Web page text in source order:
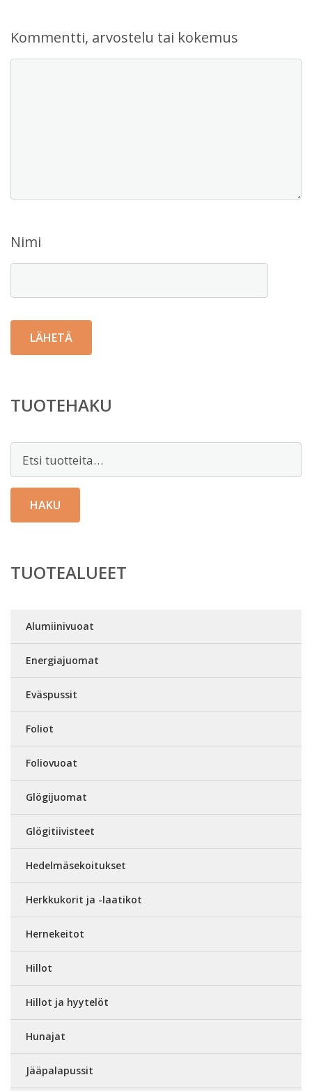
Kommentti, arvostelu tai kokemus
Nimi
TUOTEHAKU
HAKU
TUOTEALUEET
Alumiinivuoat
Energiajuomat
Eväspussit
Foliot
Foliovuoat
Glögijuomat
Glögitiivisteet
Hedelmäsekoitukset
Herkkukorit ja -laatikot
Hernekeitot
Hillot
Hillot ja hyytelöt
Hunajat
Jääpalapussit